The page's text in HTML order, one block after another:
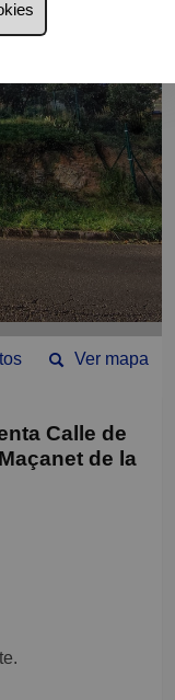
Ver mapa
Calle de
de la